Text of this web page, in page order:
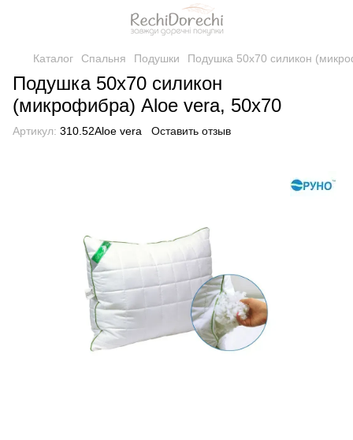
Каталог Спальня Подушки Подушка 50х70 силикон
Подушка 50х70 силикон
(микрофибра) Aloe vera, 50x70
Артикул: 310.52Aloe vera Оставить отзыв